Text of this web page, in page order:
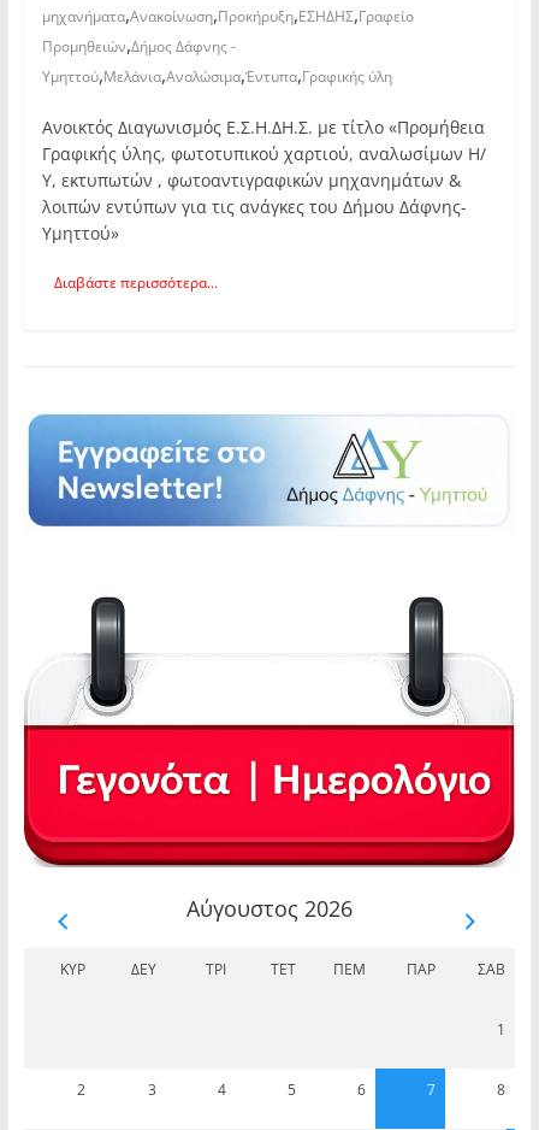
μηχανήματα,Ανακοίνωση,Προκήρυξη,ΕΣΗΔΗΣ,Γραφείο
Προμηθειών,Δήμος Δάφνης -
Υμηττού,Μελάνια,Αναλώσιμα,Έντυπα,Γραφικής ύλη
Ανοικτός Διαγωνισμός Ε.Σ.Η.ΔΗ.Σ. με τίτλο «Προμήθεια
Γραφικής ύλης, φωτοτυπικού χαρτιού, αναλωσίμων Η/
Υ, εκτυπωτών , φωτοαντιγραφικών μηχανημάτων &
λοιπών εντύπων για τις ανάγκες του Δήμου Δάφνης-
Υμηττού»
Διαβάστε περισσότερα...
Αύγουστος 2026
ΚΥΡ ΔΕΥ ΤΡΊ ΤΕΤ ΠΈΜ ΠΑΡ ΣΆΒ
1
2 3 4 5 6 7 8